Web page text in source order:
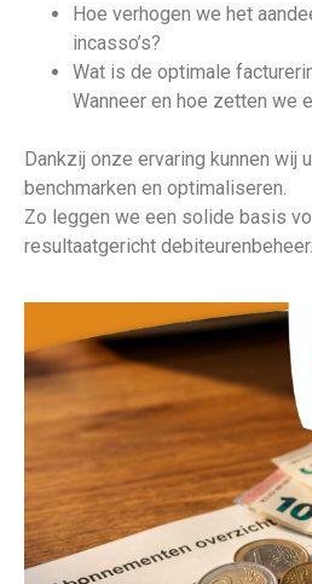
Hoe verhogen we het
incasso’s?
Wat is de optimale
Wanneer en hoe zetten we
Dankzij onze ervaring kunnen wij
benchmarken en optimaliseren.
Zo leggen we een solide basis
resultaatgericht debiteurenbeheer.